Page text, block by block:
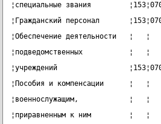
¦специальные звания
¦Гражданский персонал
¦Обеспечение деятельности
¦подведомственных
¦учреждений
¦Пособия и компенсации
¦военнослужащим,            ¦
¦приравненным к ним